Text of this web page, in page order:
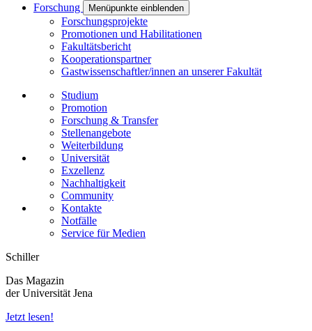
Forschung
Menüpunkte einblenden
Forschungsprojekte
Promotionen und Habilitationen
Fakultätsbericht
Kooperationspartner
Gastwissenschaftler/innen an unserer Fakultät
Studium
Promotion
Forschung & Transfer
Stellenangebote
Weiterbildung
Universität
Exzellenz
Nachhaltigkeit
Community
Kontakte
Notfälle
Service für Medien
Schiller
Das Magazin
der Universität Jena
Jetzt lesen!